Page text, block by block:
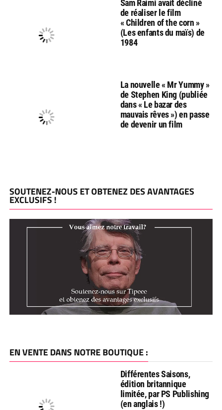
Sam Raimi avait décliné
de réaliser le film
« Children of the corn »
(Les enfants du maïs) de
1984
La nouvelle « Mr Yummy »
de Stephen King (publiée
dans « Le bazar des
mauvais rêves ») en passe
de devenir un film
SOUTENEZ-NOUS ET OBTENEZ DES AVANTAGES
EXCLUSIFS !
EN VENTE DANS NOTRE BOUTIQUE :
Différentes Saisons,
édition britannique
limitée, par PS Publishing
(en anglais !)